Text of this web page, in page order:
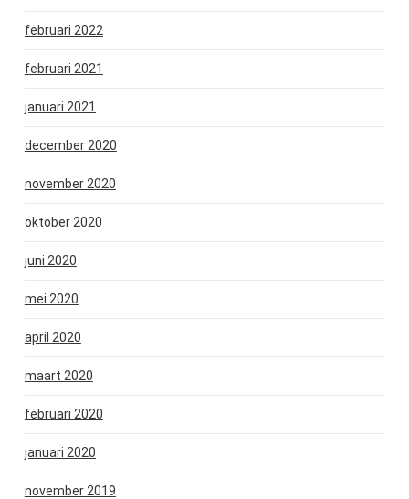
februari 2022
februari 2021
januari 2021
december 2020
november 2020
oktober 2020
juni 2020
mei 2020
april 2020
maart 2020
februari 2020
januari 2020
november 2019